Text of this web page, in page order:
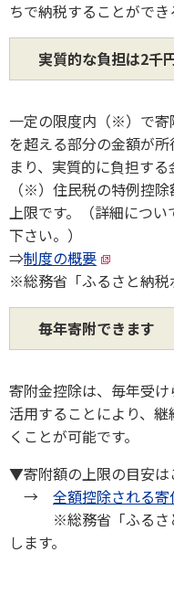
ちで納税することができ
実質的な負担は2千
一定の限度内（※）で寄
を超える部分の金額が
まり、実質的に負担する
（※）住民税の特例控
上限です。（詳細につ
下さい。）
⇒制度の概要
※総務省「ふるさと納税
毎年寄附できます
寄附金控除は、毎年受
活用することにより、
くことが可能です。
▼寄附額の上限の目安
→ 全額控除される
※総務省「ふるさと
します。